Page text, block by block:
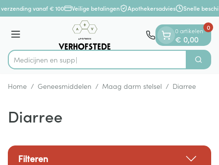
Ga naar de inhoud
1 van 1vanaf € 100 Veilige betalingen Apothekersadvies Snelle
Menu
Product, merk, categorie... Zoek
0 artikelen
€ 0,00
0
Home / Geneesmiddelen / Maag darm stelsel / Diarree
Diarree
Filteren